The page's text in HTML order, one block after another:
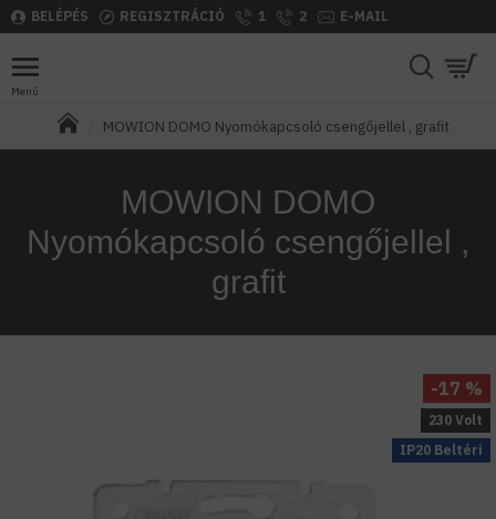
BELÉPÉS REGISZTRÁCIÓ 1 2 E-MAIL
MOWION DOMO Nyomókapcsoló csengőjellel , grafit
MOWION DOMO
Nyomókapcsoló csengőjellel ,
grafit
IP20 Beltéri
230 Volt
-17 %